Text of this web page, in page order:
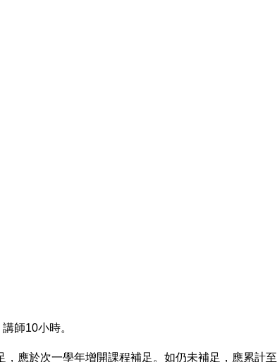
師10小時。
，應於次一學年增開課程補足。如仍未補足，應累計至